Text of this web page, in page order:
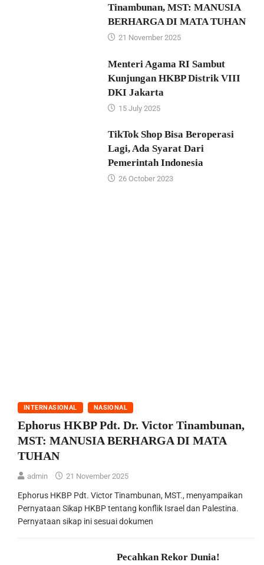
Tinambunan, MST: MANUSIA
BERHARGA DI MATA TUHAN
21 November 2025
Menteri Agama RI Sambut
Kunjungan HKBP Distrik VIII
DKI Jakarta
15 July 2025
TikTok Shop Bisa Beroperasi
Lagi, Ada Syarat Dari
Pemerintah Indonesia
26 October 2023
INTERNASIONAL NASIONAL
Ephorus HKBP Pdt. Dr. Victor Tinambunan,
MST: MANUSIA BERHARGA DI MATA
TUHAN
admin 21 November 2025
Ephorus HKBP Pdt. Victor Tinambunan, MST., menyampaikan
Pernyataan Sikap HKBP tentang konflik Israel dan Palestina.
Pernyataan sikap ini sesuai dokumen
Pecahkan Rekor Dunia!